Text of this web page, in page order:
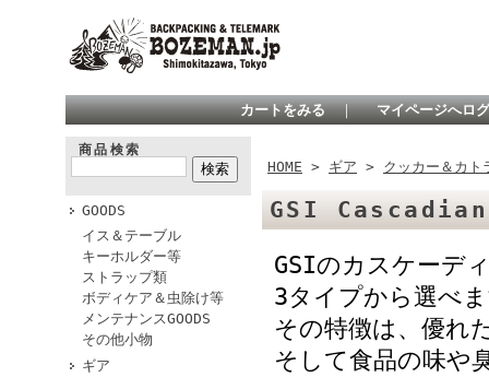
カートをみる ｜ マイページへロ
商品検索
GOODS
イス＆テーブル
キーホルダー等
ストラップ類
ボディケア＆虫除け等
メンテナンスGOODS
その他小物
ギア
HOME > ギア > クッカー＆カト
GSI Cascadian
GSIのカスケーデ
3タイプから選べ
その特徴は、優れ
そして食品の味や